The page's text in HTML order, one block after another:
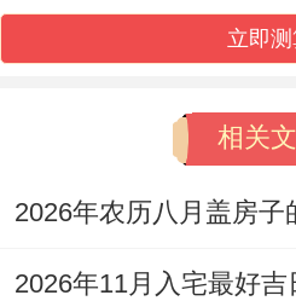
司命是吉神，寓意掌管
日,但危中有机，寓意
南，属虎者不宜。
2026年01月13日、星期
五；乙巳年己丑月丁亥
立即
相关